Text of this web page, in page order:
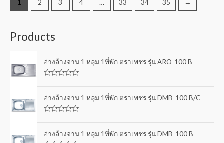
1 2 3 4 … 33 34 35 →
Products
อ่างล้างจาน 1 หลุม 1ที่พัก ตราเพชร รุ่น ARO-100 B
t
e
d
t
o
อ่างล้างจาน 1 หลุม 1ที่พัก ตราเพชร รุ่น DMB-100 B/C
t
e
อ่างล้างจาน 1 หลุม 1ที่พัก ตราเพชร รุ่น DMB-100 B